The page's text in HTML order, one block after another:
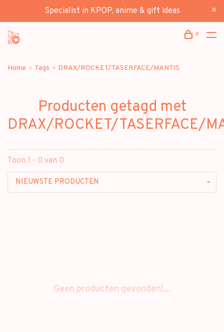
Specialist in KPOP, anime & gift ideas
0
Home Tags DRAX/ROCKET/TASERFACE/MANTIS
Producten getagd met
DRAX/ROCKET/TASERFACE/
Toon 1 - 0 van 0
NIEUWSTE PRODUCTEN
Geen producten gevonden!...